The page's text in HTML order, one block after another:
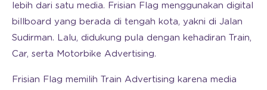
lebih dari satu media. Frisian Flag menggunakan digital
billboard yang berada di tengah kota, yakni di Jalan
Sudirman. Lalu, didukung pula dengan kehadiran Train,
Car, serta Motorbike Advertising.
Frisian Flag memilih Train Advertising karena media